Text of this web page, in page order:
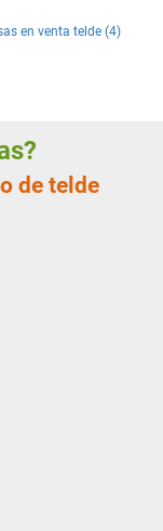
en venta telde (4)
de telde